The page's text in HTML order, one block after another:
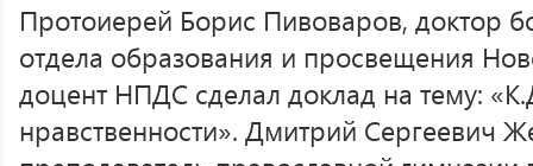
Протоиерей Борис Пивоваров, доктор
отдела образования и просвещения
доцент НПДС сделал доклад на тему:
нравственности». Дмитрий Сергеевич